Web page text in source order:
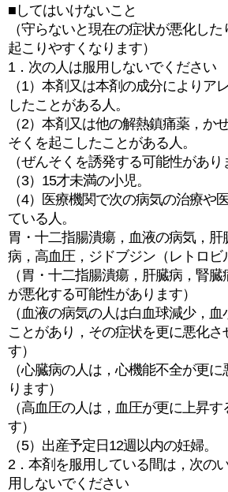
■してはいけないこと
（守らないと現在の症状が悪化し
起こりやすくなります）
1．次の人は服用しないでください
（1）本剤又は本剤の成分によりア
したことがある人。
（2）本剤又は他の解熱鎮痛薬，か
そくを起こしたことがある人。
（ぜんそくを誘発する可能性があり
（3）15才未満の小児。
（4）医療機関で次の病気の治療や
ている人。
胃・十二指腸潰瘍，血液の病気，
病，高血圧，ジドブジン（レトロビ
（胃・十二指腸潰瘍，肝臓病，腎
が悪化する可能性があります）
（血液の病気の人は白血球減少，
ことがあり，その症状を更に悪化さ
す）
（心臓病の人は，心機能不全が更
ります）
（高血圧の人は，血圧が更に上昇
す）
（5）出産予定日12週以内の妊婦。
2．本剤を服用している間は，次の
用しないでください